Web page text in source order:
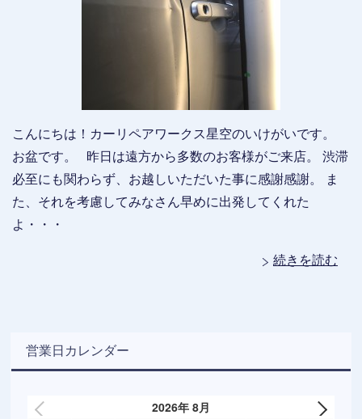
こんにちは！カーリペアワークス星空のいけがいです。
お盆です。 昨日は遠方から多数のお客様がご来店。 渋滞
必至にも関わらず、お越しいただいた事に感謝感謝。 ま
た、それを考慮してみなさん早めに出発してくれた
よ・・・
続きを読む
営業日カレンダー
2026年 8月